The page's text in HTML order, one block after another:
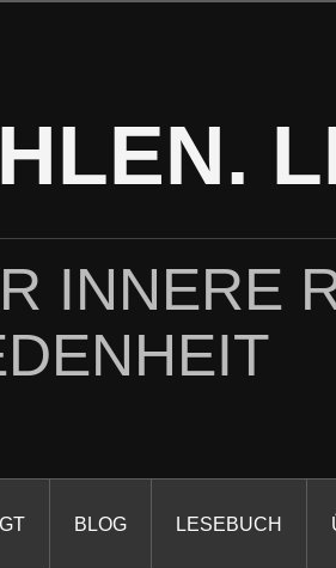
INNERE
BLOG LESEBUCH